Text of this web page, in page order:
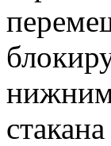
нижним